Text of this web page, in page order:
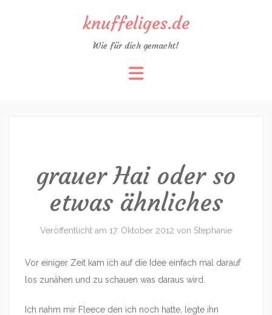
knuffeliges.de
Wie für dich gemacht!
grauer Hai oder so
etwas ähnliches
Veröffentlicht am 17. Oktober 2012 von Stephanie
Vor einiger Zeit kam ich auf die Idee einfach mal darauf
los zunähen und zu schauen was daraus wird.
Ich nahm mir Fleece den ich noch hatte, legte ihn